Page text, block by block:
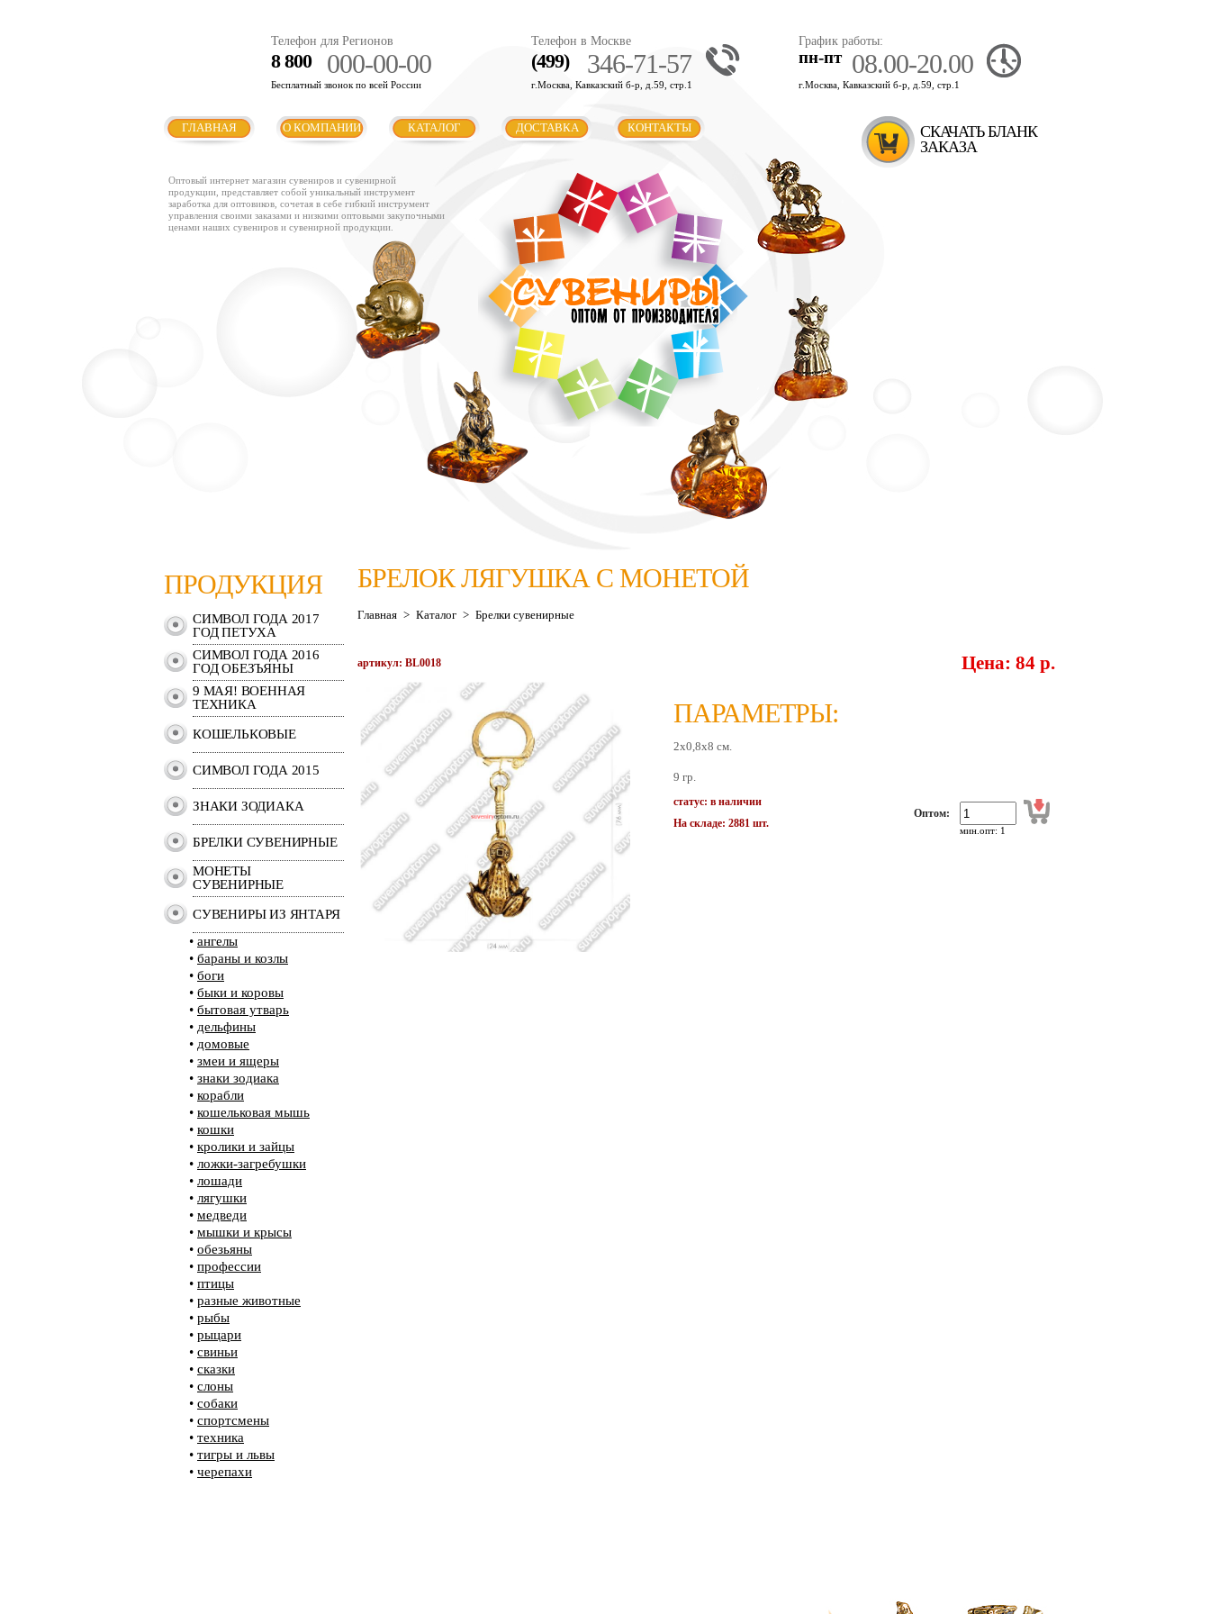
Телефон для Регионов
8 800 000-00-00
Бесплатный звонок по всей России
Телефон в Москве
(499) 346-71-57
г.Москва, Кавказский б-р, д.59, стр.1
График работы:
пн-пт 08.00-20.00
г.Москва, Кавказский б-р, д.59, стр.1
ГЛАВНАЯ О КОМПАНИИ КАТАЛОГ ДОСТАВКА КОНТАКТЫ
СКАЧАТЬ БЛАНК
ЗАКАЗА
Оптовый интернет магазин сувениров и сувенирной
продукции, представляет собой уникальный инструмент
заработка для оптовиков, сочетая в себе гибкий инструмент
управления своими заказами и низкими оптовыми закупочными
ценами наших сувениров и сувенирной продукции.
ПРОДУКЦИЯ
СИМВОЛ ГОДА 2017
ГОД ПЕТУХА
СИМВОЛ ГОДА 2016
ГОД ОБЕЗЪЯНЫ
9 МАЯ! ВОЕННАЯ
ТЕХНИКА
КОШЕЛЬКОВЫЕ
СИМВОЛ ГОДА 2015
ЗНАКИ ЗОДИАКА
БРЕЛКИ СУВЕНИРНЫЕ
МОНЕТЫ
СУВЕНИРНЫЕ
СУВЕНИРЫ ИЗ ЯНТАРЯ
• ангелы
• бараны и козлы
• боги
• быки и коровы
• бытовая утварь
• дельфины
• домовые
• змеи и ящеры
• знаки зодиака
• корабли
• кошельковая мышь
• кошки
• кролики и зайцы
• ложки-загребушки
• лошади
• лягушки
• медведи
• мышки и крысы
• обезьяны
• профессии
• птицы
• разные животные
• рыбы
• рыцари
• свиньи
• сказки
• слоны
• собаки
• спортсмены
• техника
• тигры и львы
• черепахи
БРЕЛОК ЛЯГУШКА С МОНЕТОЙ
Главная > Каталог > Брелки сувенирные
артикул: BL0018 Цена: 84 p.
ПАРАМЕТРЫ:
2x0,8x8 см.
9 гр.
статус: в наличии
На складе: 2881 шт.
Оптом:
мин.опт: 1